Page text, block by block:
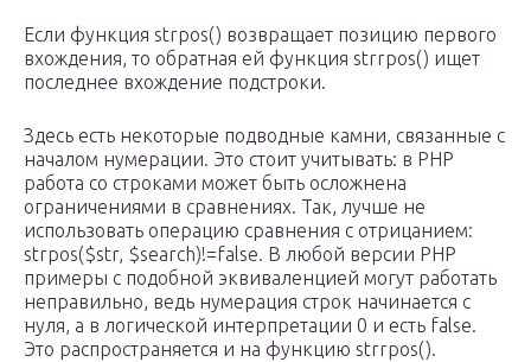
Если функция strpos() возвращает позицию первого
вхождения, то обратная ей функция strrpos() ищет
последнее вхождение подстроки.
Здесь есть некоторые подводные камни, связанные с
началом нумерации. Это стоит учитывать: в PHP
работа со строками может быть осложнена
ограничениями в сравнениях. Так, лучше не
использовать операцию сравнения с отрицанием:
strpos($str, $search)!=false. В любой версии PHP
примеры с подобной эквиваленцией могут работать
неправильно, ведь нумерация строк начинается с
нуля, а в логической интерпретации 0 и есть false.
Это распространяется и на функцию strrpos().